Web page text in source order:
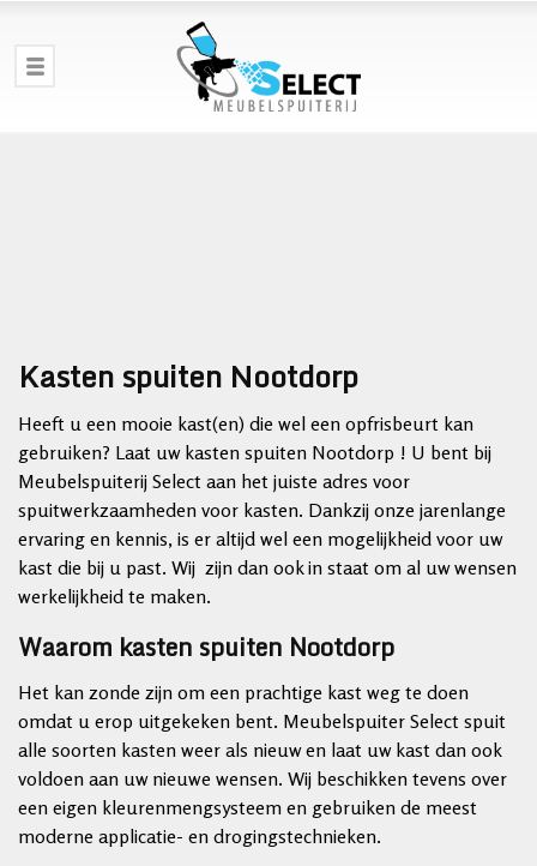
Kasten spuiten Nootdorp
Heeft u een mooie kast(en) die wel een opfrisbeurt kan
gebruiken? Laat uw kasten spuiten Nootdorp ! U bent bij
Meubelspuiterij Select aan het juiste adres voor
spuitwerkzaamheden voor kasten. Dankzij onze jarenlange
ervaring en kennis, is er altijd wel een mogelijkheid voor uw
kast die bij u past. Wij zijn dan ook in staat om al uw wensen
werkelijkheid te maken.
Waarom kasten spuiten Nootdorp
Het kan zonde zijn om een prachtige kast weg te doen
omdat u erop uitgekeken bent. Meubelspuiter Select spuit
alle soorten kasten weer als nieuw en laat uw kast dan ook
voldoen aan uw nieuwe wensen. Wij beschikken tevens over
een eigen kleurenmengsysteem en gebruiken de meest
moderne applicatie- en drogingstechnieken.